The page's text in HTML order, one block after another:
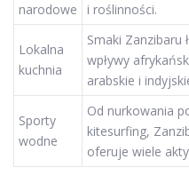
narodowe
i roślinności.
Lokalna
kuchnia
Smaki Zanzibaru
wpływy
arabskie i
Sporty
wodne
Od nurkowania
kitesurfing,
oferuje wiele